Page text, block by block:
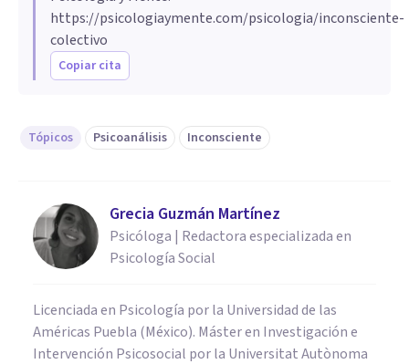
https://psicologiaymente.com/psicologia/inconsciente-
colectivo
Copiar cita
Tópicos Psicoanálisis Inconsciente
Grecia Guzmán Martínez
Psicóloga | Redactora especializada en
Psicología Social
Licenciada en Psicología por la Universidad de las
Américas Puebla (México). Máster en Investigación e
Intervención Psicosocial por la Universitat Autònoma